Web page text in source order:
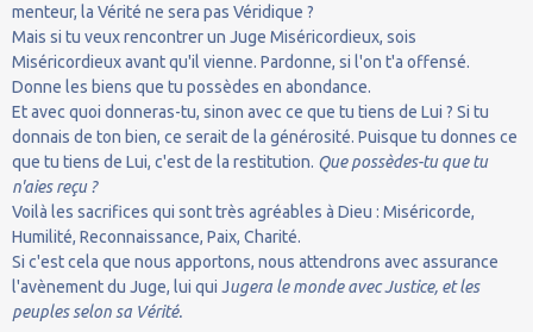
menteur, la Vérité ne sera pas Véridique ?
Mais si tu veux rencontrer un Juge Miséricordieux, sois
Miséricordieux avant qu'il vienne. Pardonne, si l'on t'a offensé.
Donne les biens que tu possèdes en abondance.
Et avec quoi donneras-tu, sinon avec ce que tu tiens de Lui ? Si tu
donnais de ton bien, ce serait de la générosité. Puisque tu donnes ce
que tu tiens de Lui, c'est de la restitution. Que possèdes-tu que tu
n'aies reçu ?
Voilà les sacrifices qui sont très agréables à Dieu : Miséricorde,
Humilité, Reconnaissance, Paix, Charité.
Si c'est cela que nous apportons, nous attendrons avec assurance
l'avènement du Juge, lui qui Jugera le monde avec Justice, et les
peuples selon sa Vérité.